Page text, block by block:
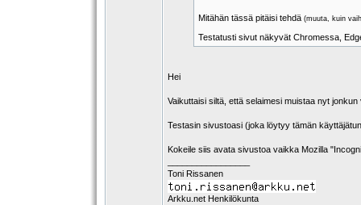
Mitähän tässä pitäisi tehdä (muuta, kuin
Testatusti sivut näkyvät Chromessa,
Hei
Vaikuttaisi siltä, että selaimesi muistaa nyt
Testasin sivustoasi (joka löytyy tämän
Kokeile siis avata sivustoa vaikka Mozilla
Toni Rissanen
Arkku.net Henkilökunta